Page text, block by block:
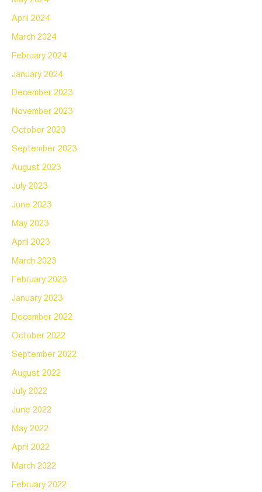
April 2024
March 2024
February 2024
January 2024
December 2023
November 2023
October 2023
September 2023
August 2023
July 2023
June 2023
May 2023
April 2023
March 2023
February 2023
January 2023
December 2022
October 2022
September 2022
August 2022
July 2022
June 2022
May 2022
April 2022
March 2022
February 2022